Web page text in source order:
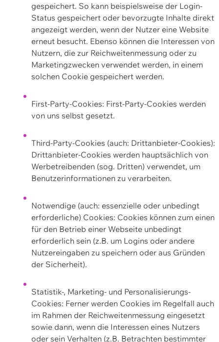
gespeichert. So kann beispielsweise der Login-
Status gespeichert oder bevorzugte Inhalte direkt
angezeigt werden, wenn der Nutzer eine Website
erneut besucht. Ebenso können die Interessen von
Nutzern, die zur Reichweitenmessung oder zu
Marketingzwecken verwendet werden, in einem
solchen Cookie gespeichert werden.
First-Party-Cookies: First-Party-Cookies werden
von uns selbst gesetzt.
Third-Party-Cookies (auch: Drittanbieter-Cookies):
Drittanbieter-Cookies werden hauptsächlich von
Werbetreibenden (sog. Dritten) verwendet, um
Benutzerinformationen zu verarbeiten.
Notwendige (auch: essenzielle oder unbedingt
erforderliche) Cookies: Cookies können zum einen
für den Betrieb einer Webseite unbedingt
erforderlich sein (z.B. um Logins oder andere
Nutzereingaben zu speichern oder aus Gründen
der Sicherheit).
Statistik-, Marketing- und Personalisierungs-
Cookies: Ferner werden Cookies im Regelfall auch
im Rahmen der Reichweitenmessung eingesetzt
sowie dann, wenn die Interessen eines Nutzers
oder sein Verhalten (z.B. Betrachten bestimmter